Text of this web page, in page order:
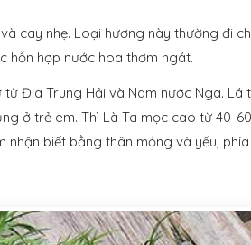
cay nhẹ. Loại hương này thường đi
hỗn hợp nước hoa thơm ngát.
Địa Trung Hải và Nam nước Nga. Lá
ở trẻ em. Thì Là Ta mọc cao từ 40-
biết bằng thân mỏng và yếu,